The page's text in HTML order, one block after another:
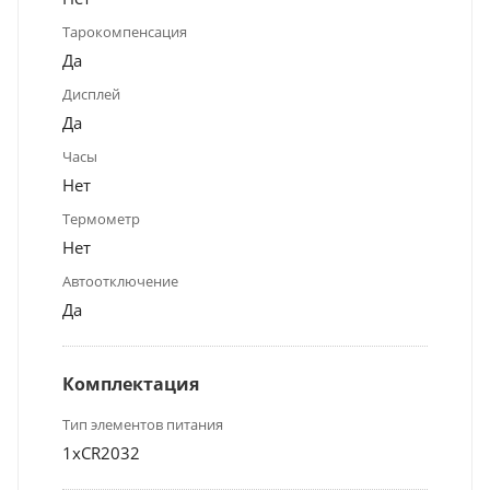
Тарокомпенсация
Да
Дисплей
Да
Часы
Нет
Термометр
Нет
Автоотключение
Да
Комплектация
Тип элементов питания
1хCR2032